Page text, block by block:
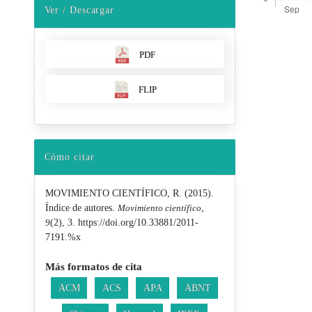
Ver / Descargar
PDF
FLIP
Cómo citar
MOVIMIENTO CIENTÍFICO, R. (2015).
Índice de autores. Movimiento científico,
9(2), 3. https://doi.org/10.33881/2011-
7191.%x
Más formatos de cita
ACM ACS APA ABNT